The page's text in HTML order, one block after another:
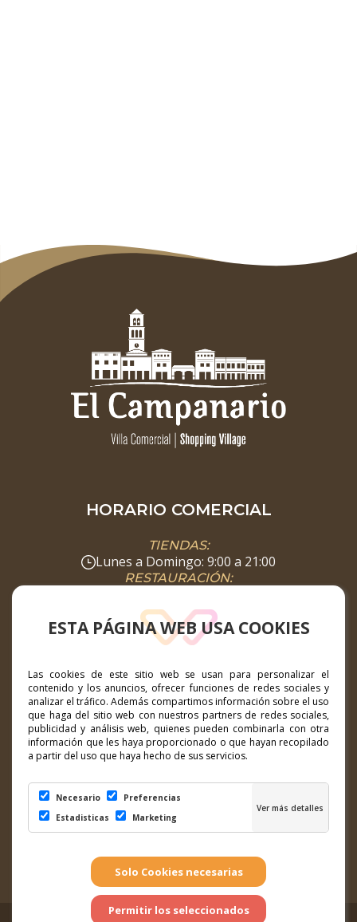
ESTA PÁGINA WEB USA COOKIES
Las cookies de este sitio web se usan para personalizar el
contenido y los anuncios, ofrecer funciones de redes sociales y
analizar el tráfico. Además compartimos información sobre el uso
que haga del sitio web con nuestros partners de redes sociales,
publicidad y análisis web, quienes pueden combinarla con otra
información que les haya proporcionado o que hayan recopilado
a partir del uso que haya hecho de sus servicios.
Necesario
Preferencias
Estadisticas
Marketing
HORARIO COMERCIAL
TIENDAS:
Lunes a Domingo: 9:00 a 21:00
RESTAURACIÓN:
SUPERMERCADO:
Lunes a Domingo: 8:00 a 22:00
Calle Hibisco nº1, 35660 Corralejo, Fuerteventura
CONTACTO
SÍGUENOS EN......
CC El Campanario. Todos los derechos reservados.